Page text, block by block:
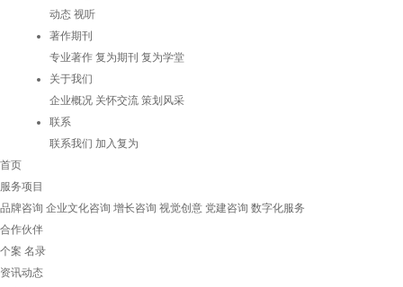
动态 视听
著作期刊
专业著作 复为期刊 复为学堂
关于我们
企业概况 关怀交流 策划风采
联系
联系我们 加入复为
首页
服务项目
品牌咨询 企业文化咨询 增长咨询 视觉创意 党建咨询 数字化服务
合作伙伴
个案 名录
资讯动态